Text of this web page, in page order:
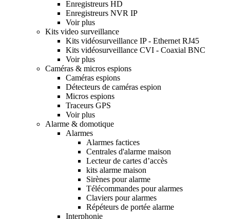
Enregistreurs HD
Enregistreurs NVR IP
Voir plus
Kits video surveillance
Kits vidéosurveillance IP - Ethernet RJ45
Kits vidéosurveillance CVI - Coaxial BNC
Voir plus
Caméras & micros espions
Caméras espions
Détecteurs de caméras espion
Micros espions
Traceurs GPS
Voir plus
Alarme & domotique
Alarmes
Alarmes factices
Centrales d'alarme maison
Lecteur de cartes d’accès
kits alarme maison
Sirènes pour alarme
Télécommandes pour alarmes
Claviers pour alarmes
Répéteurs de portée alarme
Interphonie